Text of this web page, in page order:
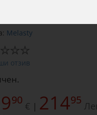
Melasty
отзив
90 € | 21495